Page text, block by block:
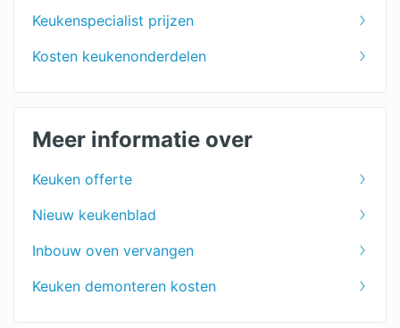
Keukenspecialist prijzen
Kosten keukenonderdelen
Meer informatie over
Keuken offerte
Nieuw keukenblad
Inbouw oven vervangen
Keuken demonteren kosten